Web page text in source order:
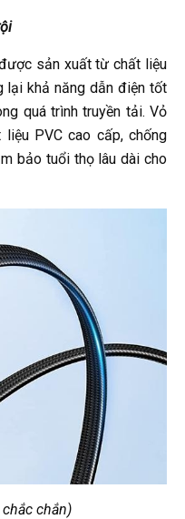
sản xuất từ chất liệu
lại khả năng dẫn điện tốt
quá trình truyền tải. Vỏ
PVC cao cấp, chống
bảo tuổi thọ lâu dài cho
chắn)